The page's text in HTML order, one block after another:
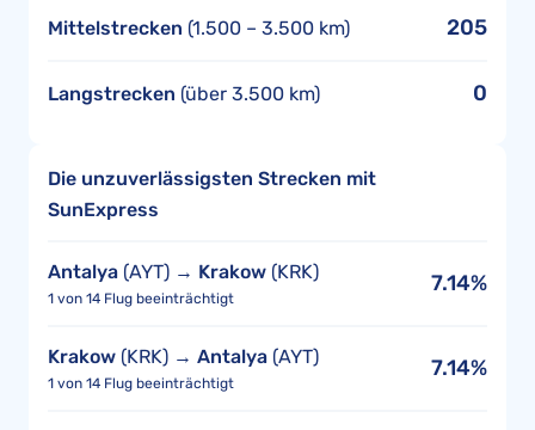
Mittelstrecken (1.500 – 3.500 km) 205
Langstrecken (über 3.500 km) 0
Die unzuverlässigsten Strecken mit
SunExpress
Antalya (AYT) → Krakow (KRK)
1 von 14 Flug beeinträchtigt
7.14%
Krakow (KRK) → Antalya (AYT)
1 von 14 Flug beeinträchtigt
7.14%